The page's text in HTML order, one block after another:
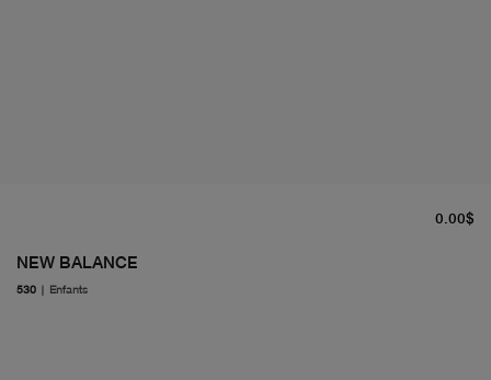
NEW BALANCE
530 | Enfants
0.00$